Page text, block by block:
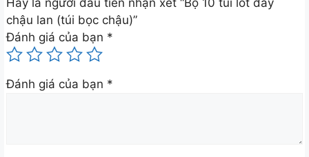
Hãy là người đầu tiên nhận xét “Bộ 10 túi lót đáy
chậu lan (túi bọc chậu)”
Đánh giá của bạn *
Đánh giá của bạn *